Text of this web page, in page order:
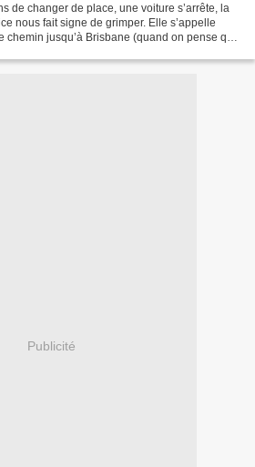
de changer de place, une voiture s’arrête, la
nous fait signe de grimper. Elle s’appelle
chemin jusqu’à Brisbane (quand on pense que
Publicité